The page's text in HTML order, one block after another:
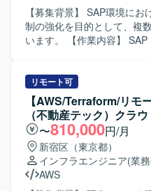
【募集背景】 SAP環境に
制の強化を目的として、複
います。 【作業内容】 SAP ECC6.0環境において、運用保
査・原因分析・改修対応、
発を行います。また、JP1
ットの設定・変更・改修も
て、マスタ登録や移送作業
アサインやリリース手続き
定型運用作業もご担当いただきます。 【求
当領域において自走して調
ています。複数のチームや
リモート可
【AWS/Terraform/リモ
（不動産テック）クラ
〜810,000円/月
新宿区（東京都）
インフラエンジニア(業
AWS